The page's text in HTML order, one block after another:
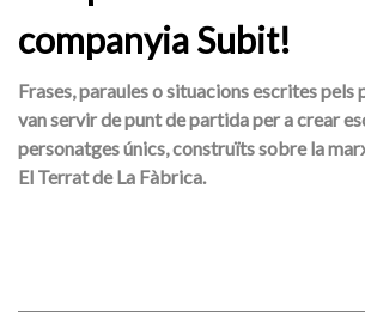
companyia Subit!
Frases, paraules o situacions escrites pels
van servir de punt de partida per a crear
personatges únics, construïts sobre la
El Terrat de La Fàbrica.